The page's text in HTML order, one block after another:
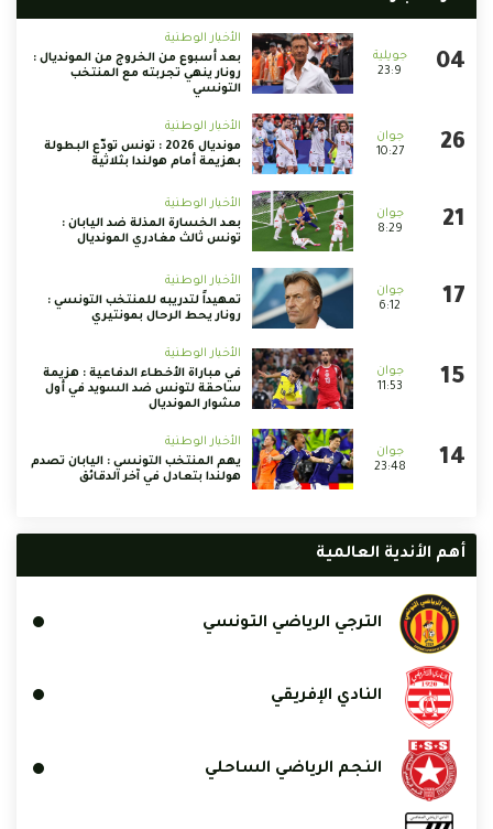
23:9
الأخبار الوطنية
بعد أسبوع من الخروج من المونديال :
رونار ينهي تجربته مع المنتخب
التونسي
10:27
الأخبار الوطنية
مونديال 2026 : تونس تودّع البطولة
بهزيمة أمام هولندا بثلاثية
8:29
الأخبار الوطنية
بعد الخسارة المذلة ضد اليابان :
تونس ثالث مغادري المونديال
6:12
الأخبار الوطنية
تمهيداً لتدريبه للمنتخب التونسي :
رونار يحط الرحال بمونتيري
11:53
الأخبار الوطنية
في مباراة الأخطاء الدفاعية : هزيمة
ساحقة لتونس ضد السويد في أول
مشوار المونديال
23:48
الأخبار الوطنية
يهم المنتخب التونسي : اليابان تصدم
هولندا بتعادل في آخر الدقائق
أهم الأندية العالمية
الترجي الرياضي التونسي
النادي الإفريقي
النجم الرياضي الساحلي